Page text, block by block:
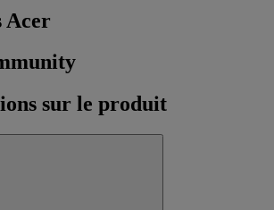
Acer
sur le produit